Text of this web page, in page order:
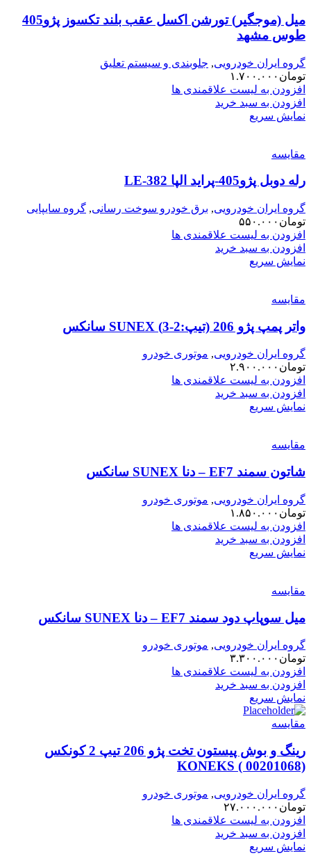
میل (موجگیر) تورشن اکسل عقب بلند تکسوز پژو405
طوس مشهد
گروه ایران خودرویی, جلوبندی و سیستم تعلیق
تومان ۱.۷۰۰.۰۰۰
افزودن به لیست علاقمندی ها
افزودن به سبد خرید
نمایش سریع
مقایسه
رله دوبل پژو405-پراید الپا LE-382
گروه ایران خودرویی, برق خودرو سوخت رسانی, گروه سایپایی
تومان ۵۵۰.۰۰۰
افزودن به لیست علاقمندی ها
افزودن به سبد خرید
نمایش سریع
مقایسه
واتر پمپ پژو 206 (تیپ:2-3) SUNEX سانکس
گروه ایران خودرویی, موتوری خودرو
تومان ۲.۹۰۰.۰۰۰
افزودن به لیست علاقمندی ها
افزودن به سبد خرید
نمایش سریع
مقایسه
شاتون سمند EF7 – دنا SUNEX سانکس
گروه ایران خودرویی, موتوری خودرو
تومان ۱.۸۵۰.۰۰۰
افزودن به لیست علاقمندی ها
افزودن به سبد خرید
نمایش سریع
مقایسه
میل سوپاپ دود سمند EF7 – دنا SUNEX سانکس
گروه ایران خودرویی, موتوری خودرو
تومان ۳.۳۰۰.۰۰۰
افزودن به لیست علاقمندی ها
افزودن به سبد خرید
نمایش سریع
مقایسه
رینگ و بوش پیستون تخت پژو 206 تیپ 2 کونکس
KONEKS ( 00201068)
گروه ایران خودرویی, موتوری خودرو
تومان ۲۷.۰۰۰.۰۰۰
افزودن به لیست علاقمندی ها
افزودن به سبد خرید
نمایش سریع